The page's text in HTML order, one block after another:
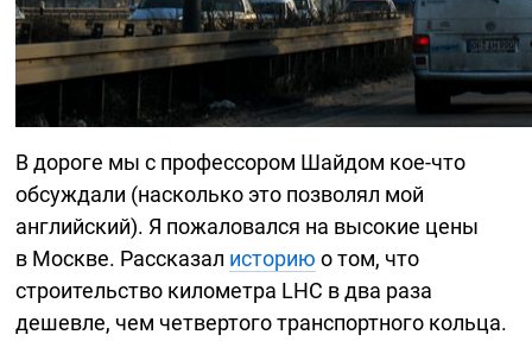
В дороге мы с профессором Шайдом кое-что
обсуждали (насколько это позволял мой
английский). Я пожаловался на высокие цены
в Москве. Рассказал историю о том, что
строительство километра LHC в два раза
дешевле, чем четвертого транспортного кольца.